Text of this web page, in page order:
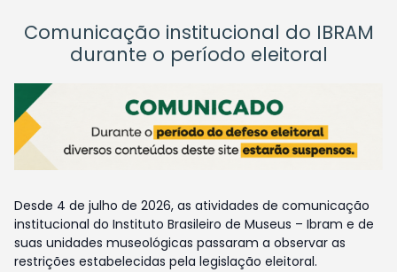
Comunicação institucional do IBRAM
durante o período eleitoral
Desde 4 de julho de 2026, as atividades de comunicação
institucional do Instituto Brasileiro de Museus – Ibram e de
suas unidades museológicas passaram a observar as
restrições estabelecidas pela legislação eleitoral.